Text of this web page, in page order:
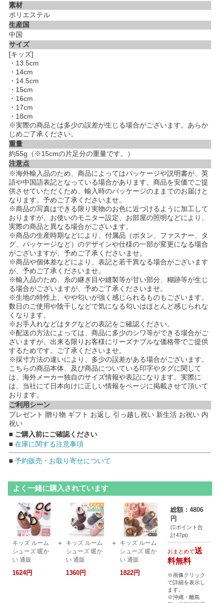
素材
ポリエステル
生産国
中国
サイズ
[キッズ]
・13.5cm
・14cm
・14.5cm
・15cm
・16cm
・17cm
・18cm
※実際の商品とは多少の誤差が生じる場合がございます。あらか
じめご了承ください。
重量
約55g（※15cmの片足分の重量です。）
注意点
※海外輸入品のため、商品によってはパッケージや説明書が、英
語や中国語表記となっている場合があります。商品を安価でご提
供させていただくため、輸入時のパッケージのままでのお届けと
なります。予めご了承くださいませ。
※商品の写真はできる限り実物のお色に近づけるように加工して
おりますが、お使いのモニター設定、お部屋の照明などにより、
実際の商品と異なる場合がございます。
※商品の生産時期などにより、付属品（ボタン、ファスナー、タ
グ、パッケージなど）のデザインや仕様の一部が変更になる場合
がございますが、予めご了承くださいませ。
※商品や個体差などにより、表記と若干異なる場合がございます
が、予めご了承くださいませ。
※輸入品のため、糸の継ぎ目や縫製等が甘い部分、糊跡等が生じ
る場合がございますが、予めご了承くださいませ。
※生地の特性上、やや匂いが強く感じられるものもございます。
数日のご使用や陰干しなどで気になる匂いはほとんど感じられな
くなります。
※お手入れなどはタグなどの表記をご確認ください。
※配送の方法によっては、商品に多少のシワ等ができる場合がご
ざいますが、出来る限りお客様にリーズナブルな価格帯でご提供
するためです。ご了承くださいませ。
※採寸方法の違いにより、多少の誤差がある場合がございます。
こちらの商品本体、及び商品についている印字やタグに関して
は、海外メーカー独自のサイズ情報や表記になります。実際に
は、当社にて日本向けに正しい情報をページに掲載させて頂いて
おります。
ご利用シーン
プレゼント 贈り物 ギフト お返し 引っ越し祝い 新生活 お祝い 内
祝い
■ ご購入前にご確認ください
■ 在庫に関する注意事項
■ 予約販売・お取り寄せについて